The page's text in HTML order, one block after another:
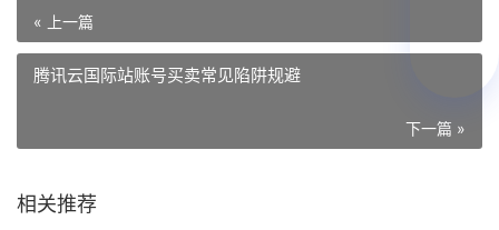
« 上一篇
腾讯云国际站账号买卖常见陷阱规避
下一篇 »
相关推荐